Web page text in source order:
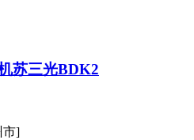
苏三光BDK2
市]